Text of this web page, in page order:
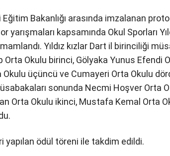
Eğitim Bakanlığı arasında imzalanan
yarışmaları kapsamında Okul Sporları
Yıldız kızlar Dart il birinciliği
Okulu birinci, Gölyaka Yunus Efendi
üçüncü ve Cumayeri Orta Okulu
sonunda Necmi Hoşver Orta
Orta Okulu ikinci, Mustafa Kemal Orta
yapılan ödül töreni ile takdim edildi.